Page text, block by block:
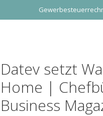
Datev setzt
Home |
Business